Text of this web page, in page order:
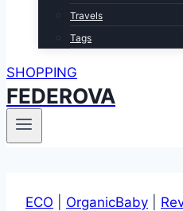
Travels
Tags
SHOPPING
FEDEROVA
ECO OrganicBaby